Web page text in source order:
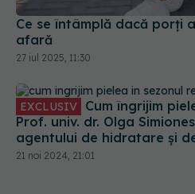
Ce se întâmplă dacă porți
afară
27 iul 2025, 11:30
EXCLUSIV
Prof. univ. dr. Olga
agentului de hidratare și
21 noi 2024, 21:01